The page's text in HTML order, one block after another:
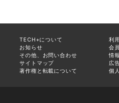
TECH+について
利
お知らせ
会
その他、お問い合わせ
情
サイトマップ
広
著作権と転載について
個